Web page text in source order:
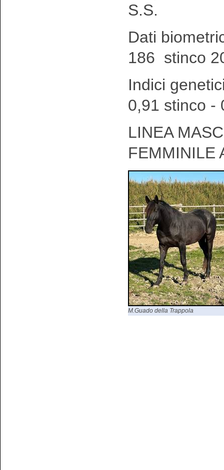
S.S.
Dati
186 stinco
Indici
0,91 stinco -
LINEA
FEMMINILE
M.Guado della Trappola